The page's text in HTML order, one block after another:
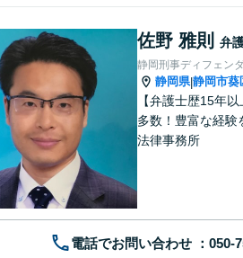
佐野 雅則 弁
静岡刑事ディフェン
静岡県|静岡市葵
【弁護士歴15年
多数！豊富な経験
法律事務所
電話でお問い合わせ